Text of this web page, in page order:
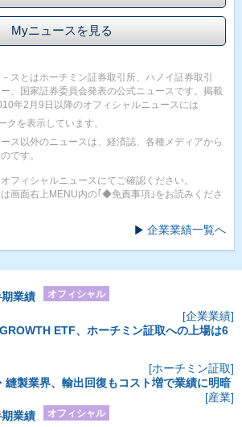
Myニュースを見る
スとはホーチミン証券取引所、ハノイ証券取引
、国家証券委員会発表の公式ニュースです。掲載
年2月9日以降のオフィシャルニュースには
クを表示しています。
ス以外のニュースは、経済誌、各種メディアから
です。
フィシャルニュースにてご確認ください。
画面右上MENU内の｢◆免責事項｣をお読みくださ
企業業績一覧へ
業績 オフィシャル
[企業業績]
ETF、ホーチミン証取への上場は6
[ホーチミン証取]
縫製業界、輸出回復もコスト増で業績に明暗
[産業]
業績
オフィシャル